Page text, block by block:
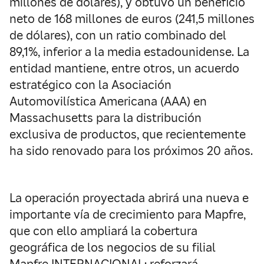
neto de 168 millones de euros (241,5 millones
de dólares), con un ratio combinado del
89,1%, inferior a la media estadounidense. La
entidad mantiene, entre otros, un acuerdo
estratégico con la Asociación
Automovilística Americana (AAA) en
Massachusetts para la distribución
exclusiva de productos, que recientemente
ha sido renovado para los próximos 20 años.
La operación proyectada abrirá una nueva e
importante vía de crecimiento para Mapfre,
que con ello ampliará la cobertura
geográfica de los negocios de su filial